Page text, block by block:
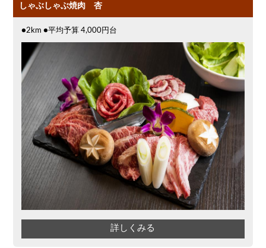
しゃぶしゃぶ焼肉 杏
●2km ●平均予算 4,000円台
詳しくみる